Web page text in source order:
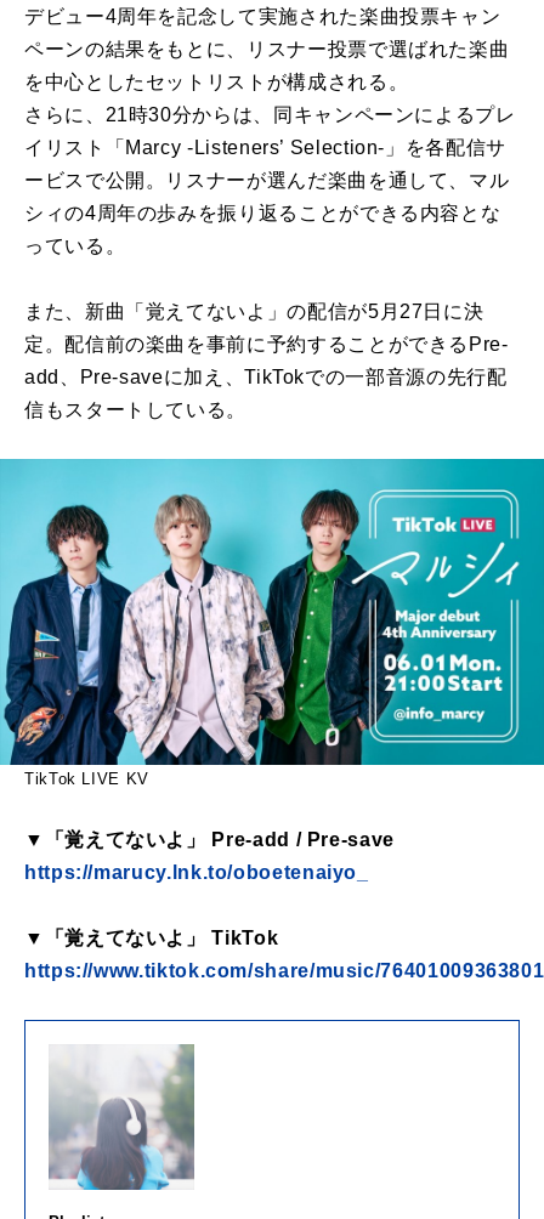
デビュー4周年を記念して実施された楽曲投票キャン
ペーンの結果をもとに、リスナー投票で選ばれた楽曲
を中心としたセットリストが構成される。
さらに、21時30分からは、同キャンペーンによるプレ
イリスト「Marcy -Listeners’ Selection-」を各配信サ
ービスで公開。リスナーが選んだ楽曲を通して、マル
シィの4周年の歩みを振り返ることができる内容とな
っている。
また、新曲「覚えてないよ」の配信が5月27日に決
定。配信前の楽曲を事前に予約することができるPre-
add、Pre-saveに加え、TikTokでの一部音源の先行配
信もスタートしている。
TikTok LIVE KV
▼「覚えてないよ」 Pre-add / Pre-save
https://marucy.lnk.to/oboetenaiyo_
▼「覚えてないよ」 TikTok
https://www.tiktok.com/share/music/